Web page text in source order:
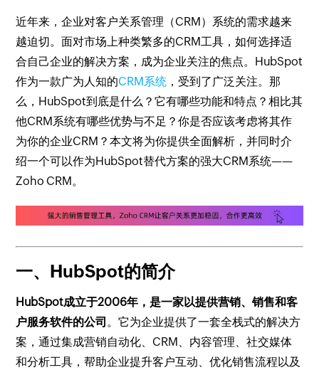
近年来，企业对客户关系管理（CRM）系统的需求越来
越迫切。面对市场上种类繁多的CRM工具，如何选择适
合自己企业的解决方案，成为企业关注的焦点。HubSpot
作为一款广为人知的CRM系统 ，受到了广泛关注。那
么，HubSpot到底是什么？它有哪些功能和特点？相比其
他CRM系统有哪些优势与不足？你是否应该考虑将其作
为你的企业CRM？本文将为你提供全面解析，并同时介
绍一个可以作为HubSpot替代方案的强大CRM系统——
Zoho CRM。
一、HubSpot的简介
HubSpot成立于2006年，是一家以提供营销、销售和客
户服务软件的公司 。它为企业提供了一套全栈式的解决方
案，通过集成营销自动化、CRM、内容管理、社交媒体
和分析工具，帮助企业提升客户互动、优化销售流程以及